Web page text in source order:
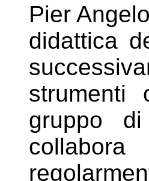
Pier
didattica
gruppo